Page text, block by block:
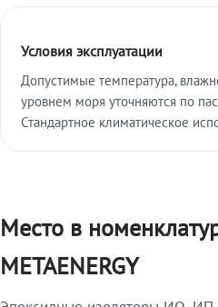
Условия эксплуатации
Допустимые температура,
уровнем моря уточняются по
Стандартное климатическое
Место в
METAENERGY